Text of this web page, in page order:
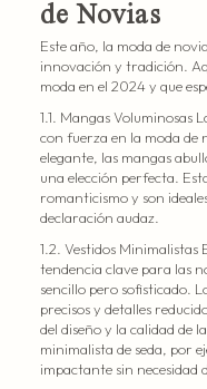
de Novias
Este año, la moda de
innovación y tradición.
moda en el 2024 y que
1.1. Mangas Voluminosas
con fuerza en la moda de
elegante, las mangas
una elección perfecta.
romanticismo y son
declaración audaz.
1.2. Vestidos Minimalistas
tendencia clave para las
sencillo pero sofisticado.
precisos y detalles
del diseño y la calidad de
minimalista de seda, por
impactante sin necesidad